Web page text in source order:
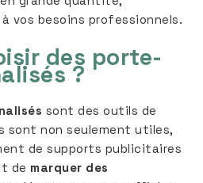
vos besoins professionnels.
des porte-
?
sont des outils de
sont non seulement utiles,
de supports publicitaires
de marquer des